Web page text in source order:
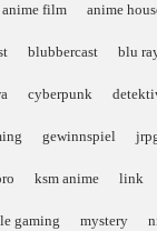
anime film anime
blubbercast blu
cyberpunk
gewinnspiel
ksm anime link
gaming mystery